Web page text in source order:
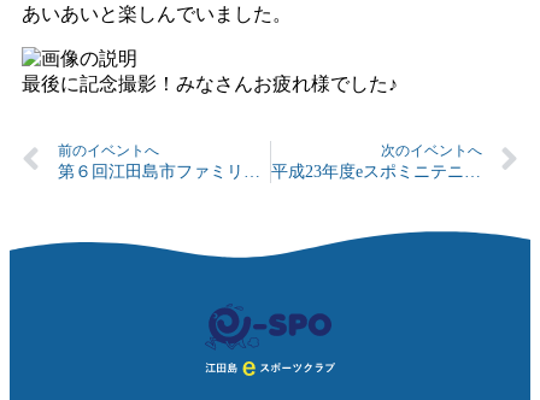
あいあいと楽しんでいました。
最後に記念撮影！みなさんお疲れ様でした♪
前のイベントへ 次のイベントへ